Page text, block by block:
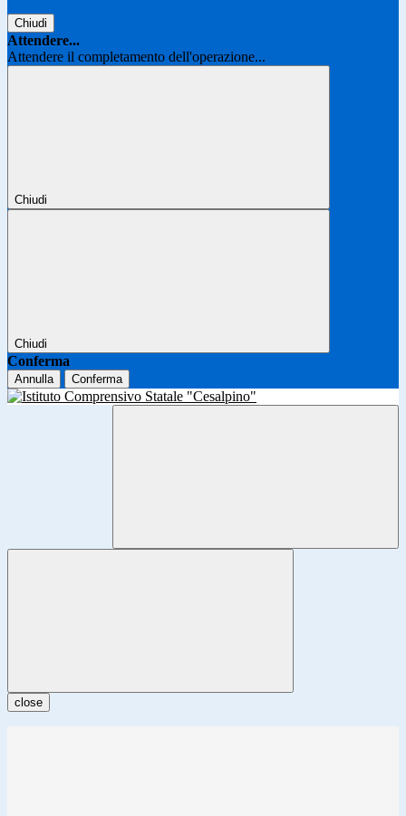
Chiudi
Attendere...
Attendere il completamento dell'operazione...
Chiudi
Chiudi
Conferma
Annulla Conferma
close